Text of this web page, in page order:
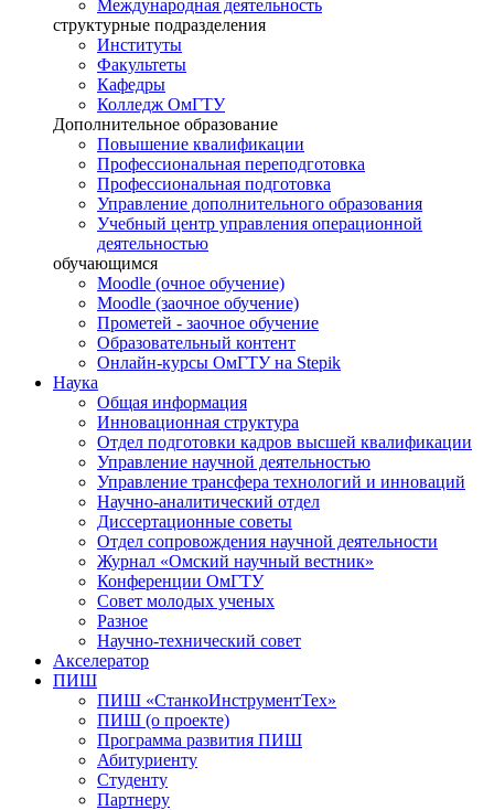
Международная деятельность
структурные подразделения
Институты
Факультеты
Кафедры
Колледж ОмГТУ
Дополнительное образование
Повышение квалификации
Профессиональная переподготовка
Профессиональная подготовка
Управление дополнительного образования
Учебный центр управления операционной
деятельностью
обучающимся
Moodle (очное обучение)
Moodle (заочное обучение)
Прометей - заочное обучение
Образовательный контент
Онлайн-курсы ОмГТУ на Stepik
Наука
Общая информация
Инновационная структура
Отдел подготовки кадров высшей квалификации
Управление научной деятельностью
Управление трансфера технологий и инноваций
Научно-аналитический отдел
Диссертационные советы
Отдел сопровождения научной деятельности
Журнал «Омский научный вестник»
Конференции ОмГТУ
Совет молодых ученых
Разное
Научно-технический совет
Акселератор
ПИШ
ПИШ «СтанкоИнструментТех»
ПИШ (о проекте)
Программа развития ПИШ
Абитуриенту
Студенту
Партнеру